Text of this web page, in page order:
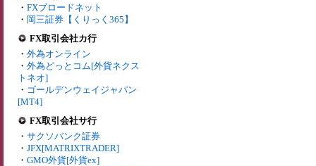
・ FXブロードネット
・ 岡三証券【くりっく365】
FX取引会社カ行
・ 外為オンライン
・ 外為どっとコム[外貨ネクス
トネオ]
・ ゴールデンウェイジャパン
[MT4]
FX取引会社サ行
・ サクソバンク証券
・ JFX[MATRIXTRADER]
・ GMO外貨[外貨ex]